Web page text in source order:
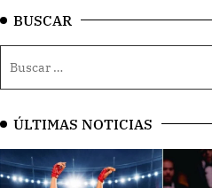
BUSCAR
ÚLTIMAS NOTICIAS